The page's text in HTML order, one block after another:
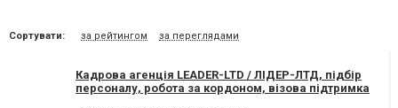
Сортувати: за рейтингом за переглядами
Кадрова агенція LEADER-LTD / ЛІДЕР-ЛТД, підбір
персоналу, робота за кордоном, візова підтримка